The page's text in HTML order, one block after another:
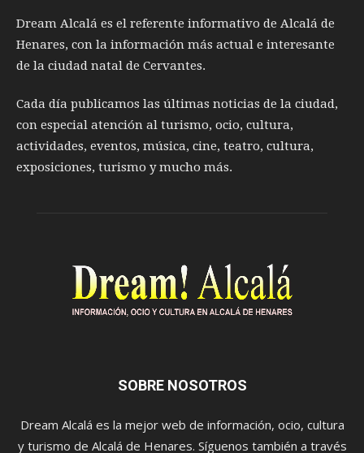
Dream Alcalá es el referente informativo de Alcalá de
Henares, con la información más actual e interesante
de la ciudad natal de Cervantes.
Cada día publicamos las últimas noticias de la ciudad,
con especial atención al turismo, ocio, cultura,
actividades, eventos, música, cine, teatro, cultura,
exposiciones, turismo y mucho más.
SOBRE NOSOTROS
Dream Alcalá es la mejor web de información, ocio, cultura
y turismo de Alcalá de Henares. Síguenos también a través